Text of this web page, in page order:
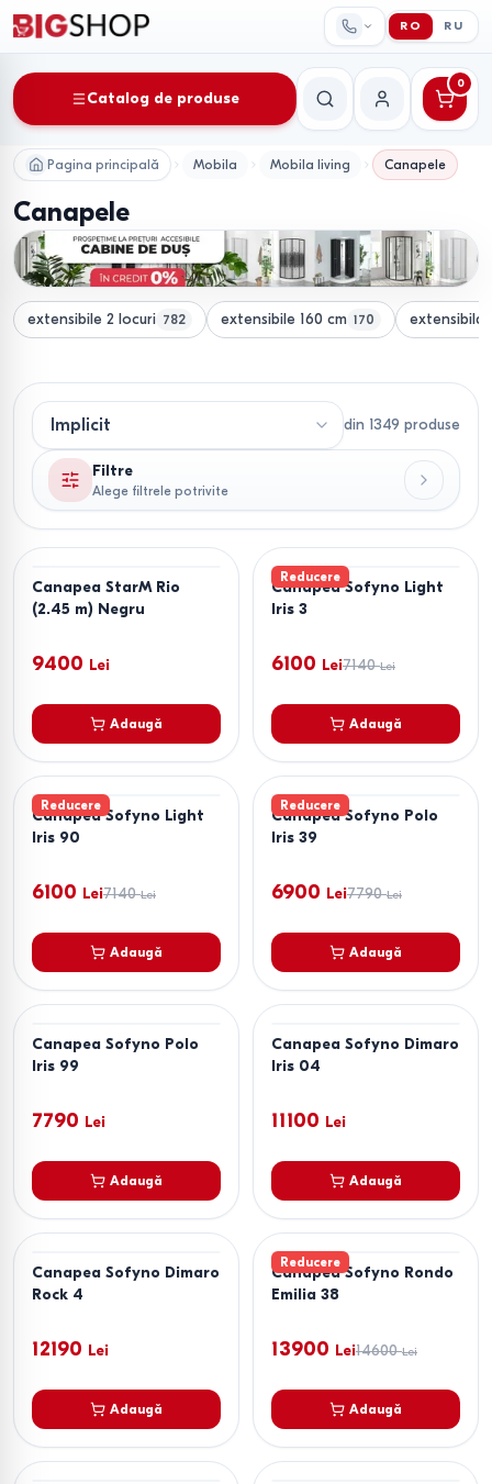
RO RU
Catalog de produse
CăutareContul meu
0
Pagina principală Mobila Mobila living Canapele
Canapele
extensibile 2 locuri 782 extensibile 160 cm 170 extensibila
din 1349 produse
Filtre
Alege filtrele potrivite
Canapea StarM Rio
(2.45 m) Negru
9400 Lei
Adaugă
Reducere
Canapea Sofyno Light
Iris 3
6100 Lei7140 Lei
Adaugă
Reducere
Canapea Sofyno Light
Iris 90
6100 Lei7140 Lei
Adaugă
Reducere
Canapea Sofyno Polo
Iris 39
6900 Lei7790 Lei
Adaugă
Canapea Sofyno Polo
Iris 99
7790 Lei
Adaugă
Canapea Sofyno Dimaro
Iris 04
11100 Lei
Adaugă
Canapea Sofyno Dimaro
Rock 4
12190 Lei
Adaugă
Reducere
Canapea Sofyno Rondo
Emilia 38
13900 Lei14600 Lei
Adaugă